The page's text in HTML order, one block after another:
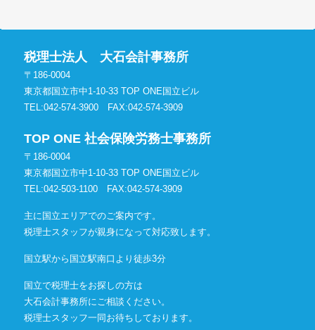
税理士法人 大石会計事務所
〒186-0004
東京都国立市中1-10-33 TOP ONE国立ビル
TEL:042-574-3900
FAX:042-574-3909
TOP ONE 社会保険労務士事務所
〒186-0004
東京都国立市中1-10-33 TOP ONE国立ビル
TEL:042-503-1100
FAX:042-574-3909
主に国立エリアでのご案内です。
税理士スタッフが親身になって対応致します。
国立駅から国立駅南口より徒歩3分
国立で税理士をお探しの方は
大石会計事務所にご相談ください。
税理士スタッフ一同お待ちしております。